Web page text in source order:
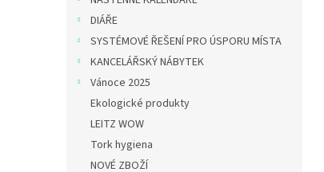
DIÁŘE
SYSTÉMOVÉ ŘEŠENÍ PRO ÚSPORU MÍSTA
KANCELÁŘSKÝ NÁBYTEK
Vánoce 2025
Ekologické produkty
LEITZ WOW
Tork hygiena
NOVÉ ZBOŽÍ
Durable EFFECT,
Novinka